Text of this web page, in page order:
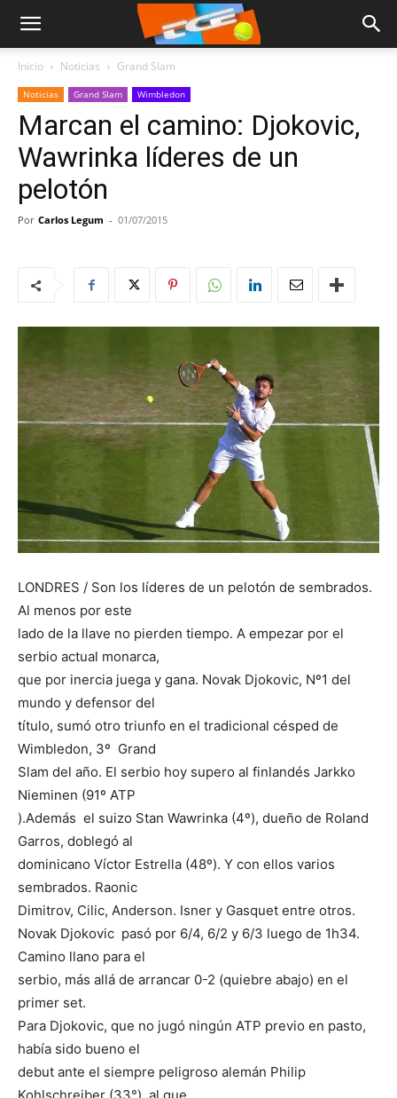
Inicio Noticias Grand Slam
Noticias Grand Slam Wimbledon
Marcan el camino: Djokovic,
Wawrinka líderes de un
pelotón
Por Carlos Legum - 01/07/2015
LONDRES / Son los líderes de un pelotón de sembrados.
Al menos por este
lado de la llave no pierden tiempo. A empezar por el
serbio actual monarca,
que por inercia juega y gana. Novak Djokovic, Nº1 del
mundo y defensor del
título, sumó otro triunfo en el tradicional césped de
Wimbledon, 3º Grand
Slam del año. El serbio hoy supero al finlandés Jarkko
Nieminen (91º ATP
).Además el suizo Stan Wawrinka (4º), dueño de Roland
Garros, doblegó al
dominicano Víctor Estrella (48º). Y con ellos varios
sembrados. Raonic
Dimitrov, Cilic, Anderson. Isner y Gasquet entre otros.
Novak Djokovic pasó por 6/4, 6/2 y 6/3 luego de 1h34.
Camino llano para el
serbio, más allá de arrancar 0-2 (quiebre abajo) en el
primer set.
Para Djokovic, que no jugó ningún ATP previo en pasto,
había sido bueno el
debut ante el siempre peligroso alemán Philip
Kohlschreiber (33°), al que